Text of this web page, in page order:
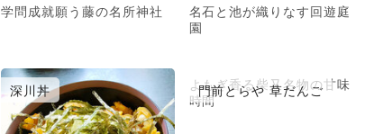
学問成就願う藤の名所神社
名石と池が織りなす回遊庭
園
深川丼 門前とらや 草だんご
よもぎ香る柴又名物の甘味
時間